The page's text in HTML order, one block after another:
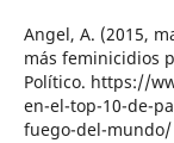
Angel, A. (2015,
más feminicidios
Político. https://
en-el-top-10-de-
fuego-del-mundo/